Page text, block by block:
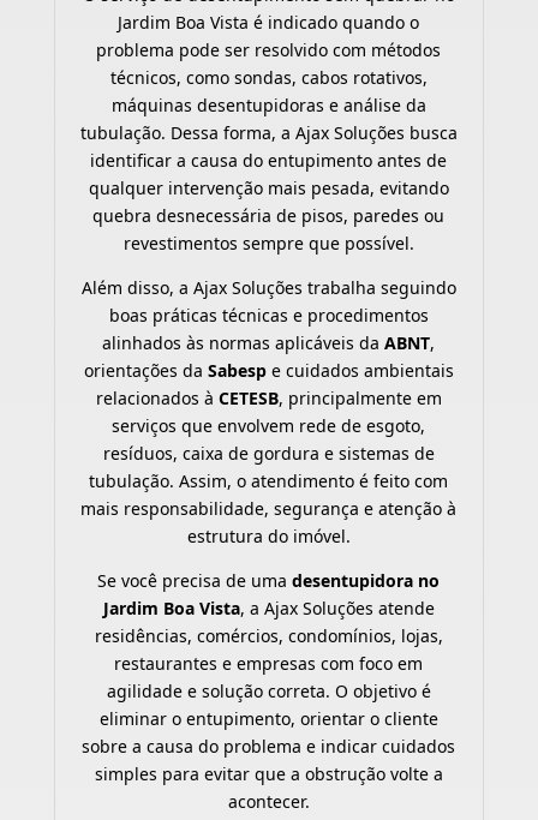
Jardim Boa Vista é indicado quando o
problema pode ser resolvido com métodos
técnicos, como sondas, cabos rotativos,
máquinas desentupidoras e análise da
tubulação. Dessa forma, a Ajax Soluções busca
identificar a causa do entupimento antes de
qualquer intervenção mais pesada, evitando
quebra desnecessária de pisos, paredes ou
revestimentos sempre que possível.
Além disso, a Ajax Soluções trabalha seguindo
boas práticas técnicas e procedimentos
alinhados às normas aplicáveis daABNT,
orientações da Sabespe cuidados ambientais
relacionados à CETESB, principalmente em
serviços que envolvem rede de esgoto,
resíduos, caixa de gordura e sistemas de
tubulação. Assim, o atendimento é feito com
mais responsabilidade, segurança e atenção à
estrutura do imóvel.
Se você precisa de umadesentupidora no
Jardim Boa Vista, a Ajax Soluções atende
residências, comércios, condomínios, lojas,
restaurantes e empresas com foco em
agilidade e solução correta. O objetivo é
eliminar o entupimento, orientar o cliente
sobre a causa do problema e indicar cuidados
simples para evitar que a obstrução volte a
acontecer.